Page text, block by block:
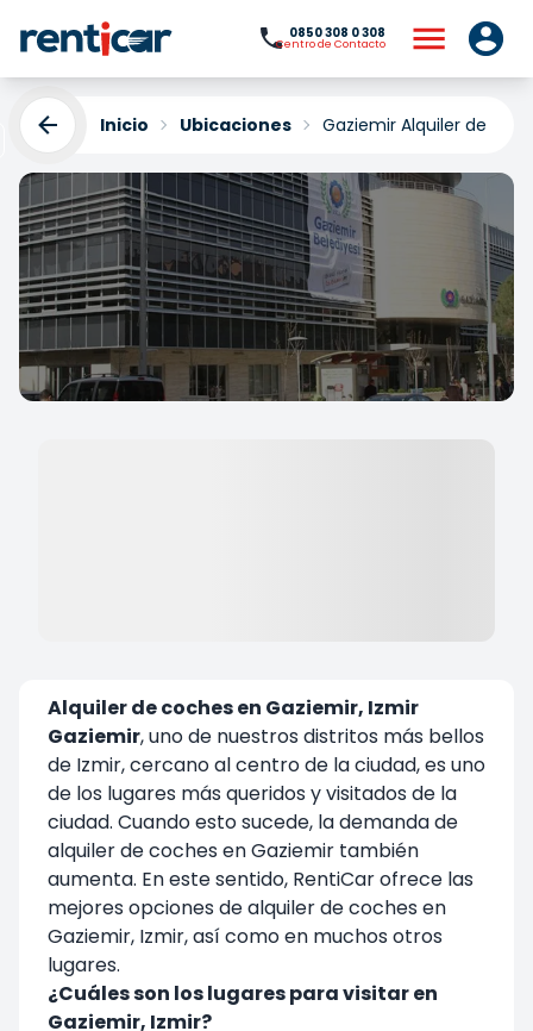
0850 308 0 308
Centro de Contacto
Inicio Ubicaciones Gaziemir Alquiler de
Gaziemir Alquiler de
Alquiler de coches en Gaziemir, Izmir
Gaziemir, uno de nuestros distritos más bellos
de Izmir, cercano al centro de la ciudad, es uno
de los lugares más queridos y visitados de la
ciudad. Cuando esto sucede, la demanda de
alquiler de coches en Gaziemir también
aumenta. En este sentido, RentiCar ofrece las
mejores opciones de alquiler de coches en
Gaziemir, Izmir, así como en muchos otros
lugares.
¿Cuáles son los lugares para visitar en
Gaziemir, Izmir?